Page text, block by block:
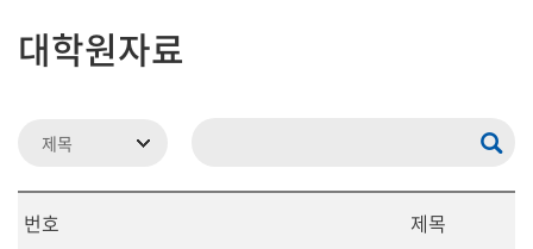
대학원자료
번호 제목